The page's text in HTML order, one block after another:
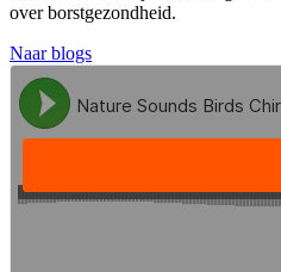
over borstgezondheid.
Naar blogs